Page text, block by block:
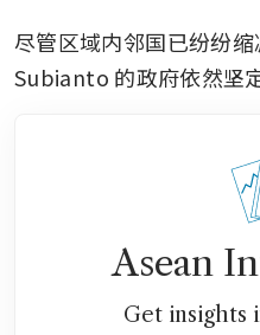
尽管区域内邻国已纷纷
Subianto 的政府依然坚
Asean
Get insights